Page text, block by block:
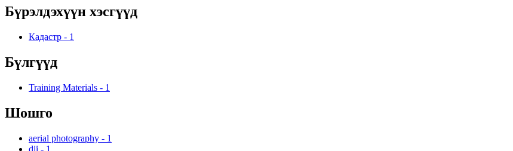
Бүрэлдэхүүн хэсгүүд
Кадастр - 1
Бүлгүүд
Training Materials - 1
Шошго
aerial photography - 1
dji - 1